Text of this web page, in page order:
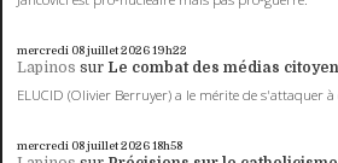
mercredi 08juillet 202619h22
Lapinos sur Le combat des médias
ELUCID (Olivier Berruyer) a le mérite de s'attaquer à
mercredi 08juillet 202618h58